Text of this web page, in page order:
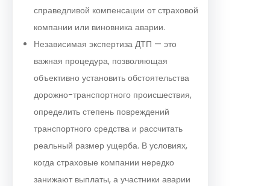
справедливой компенсации от страховой
компании или виновника аварии.
Независимая экспертиза ДТП — это
важная процедура, позволяющая
объективно установить обстоятельства
дорожно-транспортного происшествия,
определить степень повреждений
транспортного средства и рассчитать
реальный размер ущерба. В условиях,
когда страховые компании нередко
занижают выплаты, а участники аварии